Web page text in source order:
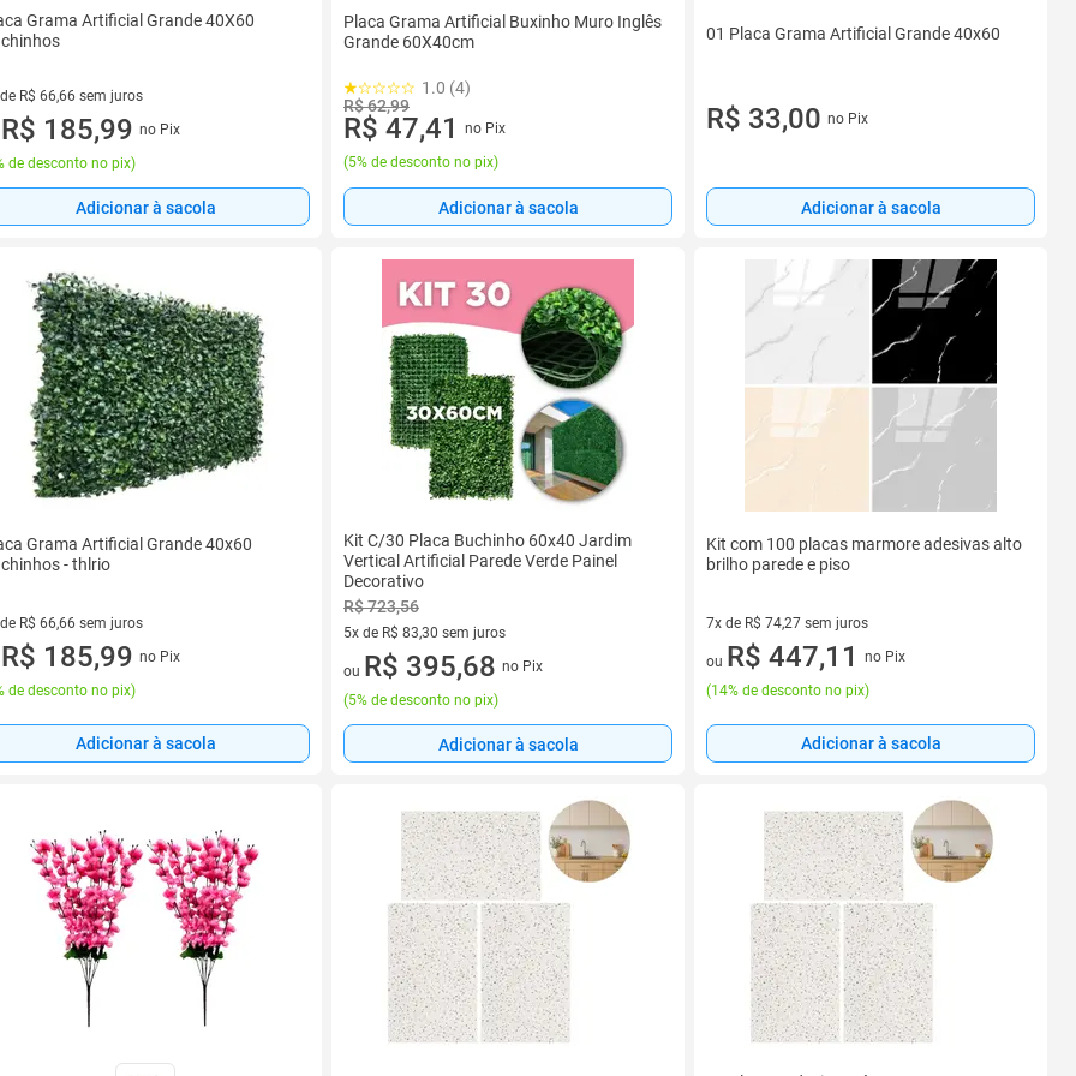
Grama Artificial Grande 40X60
R$ 66,66 sem juros
de R$ 66,66 sem juros
R$ 185,99 no Pix
de desconto no pix)
Adicionar à sacola
Placa Grama Artificial Buxinho Muro Inglês
Grande 60X40cm
1.0 (4)
R$ 62,99
R$ 47,41
no Pix
(5% de desconto no pix)
Adicionar à sacola
01 Placa Grama Artificial Grande 40x60
R$ 33,00 no Pix
Adicionar à sacola
Grama Artificial Grande 40x60
- thlrio
R$ 66,66 sem juros
de R$ 66,66 sem juros
R$ 185,99 no Pix
de desconto no pix)
Adicionar à sacola
Kit C/30 Placa Buchinho 60x40 Jardim
Vertical Artificial Parede Verde Painel
Decorativo
R$ 723,56
5x de R$ 83,30 sem juros
5 vez de R$ 83,30 sem juros
ou R$ 395,68 no Pix
(5% de desconto no pix)
Adicionar à sacola
Kit com 100 placas marmore adesivas alto
brilho parede e piso
7x de R$ 74,27 sem juros
7 vez de R$ 74,27 sem juros
ou R$ 447,11
no Pix
(14% de desconto no pix)
Adicionar à sacola